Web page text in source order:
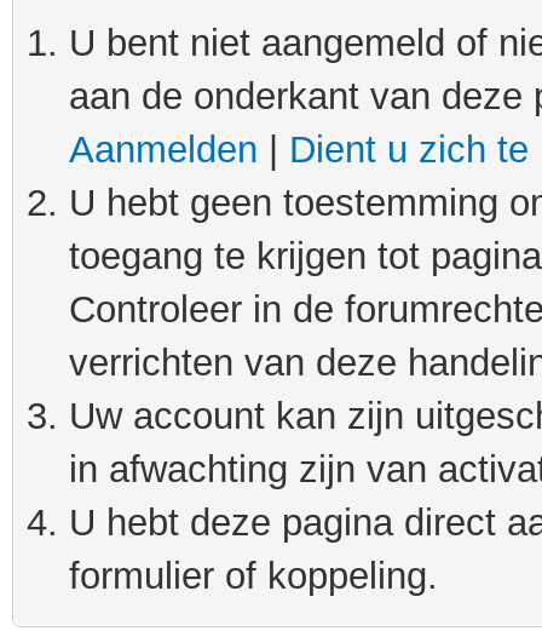
U bent niet aangemeld of
aan de onderkant van
Aanmelden
Dient u zich te
U hebt geen toestemming
toegang te krijgen tot
Controleer in de
verrichten van deze
Uw account kan zijn
in afwachting zijn van
U hebt deze pagina direct
formulier of koppeling.